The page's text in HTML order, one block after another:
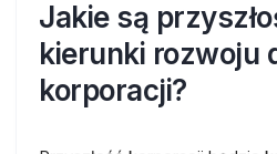
Jakie są
kierunki rozwoju
korporacji?